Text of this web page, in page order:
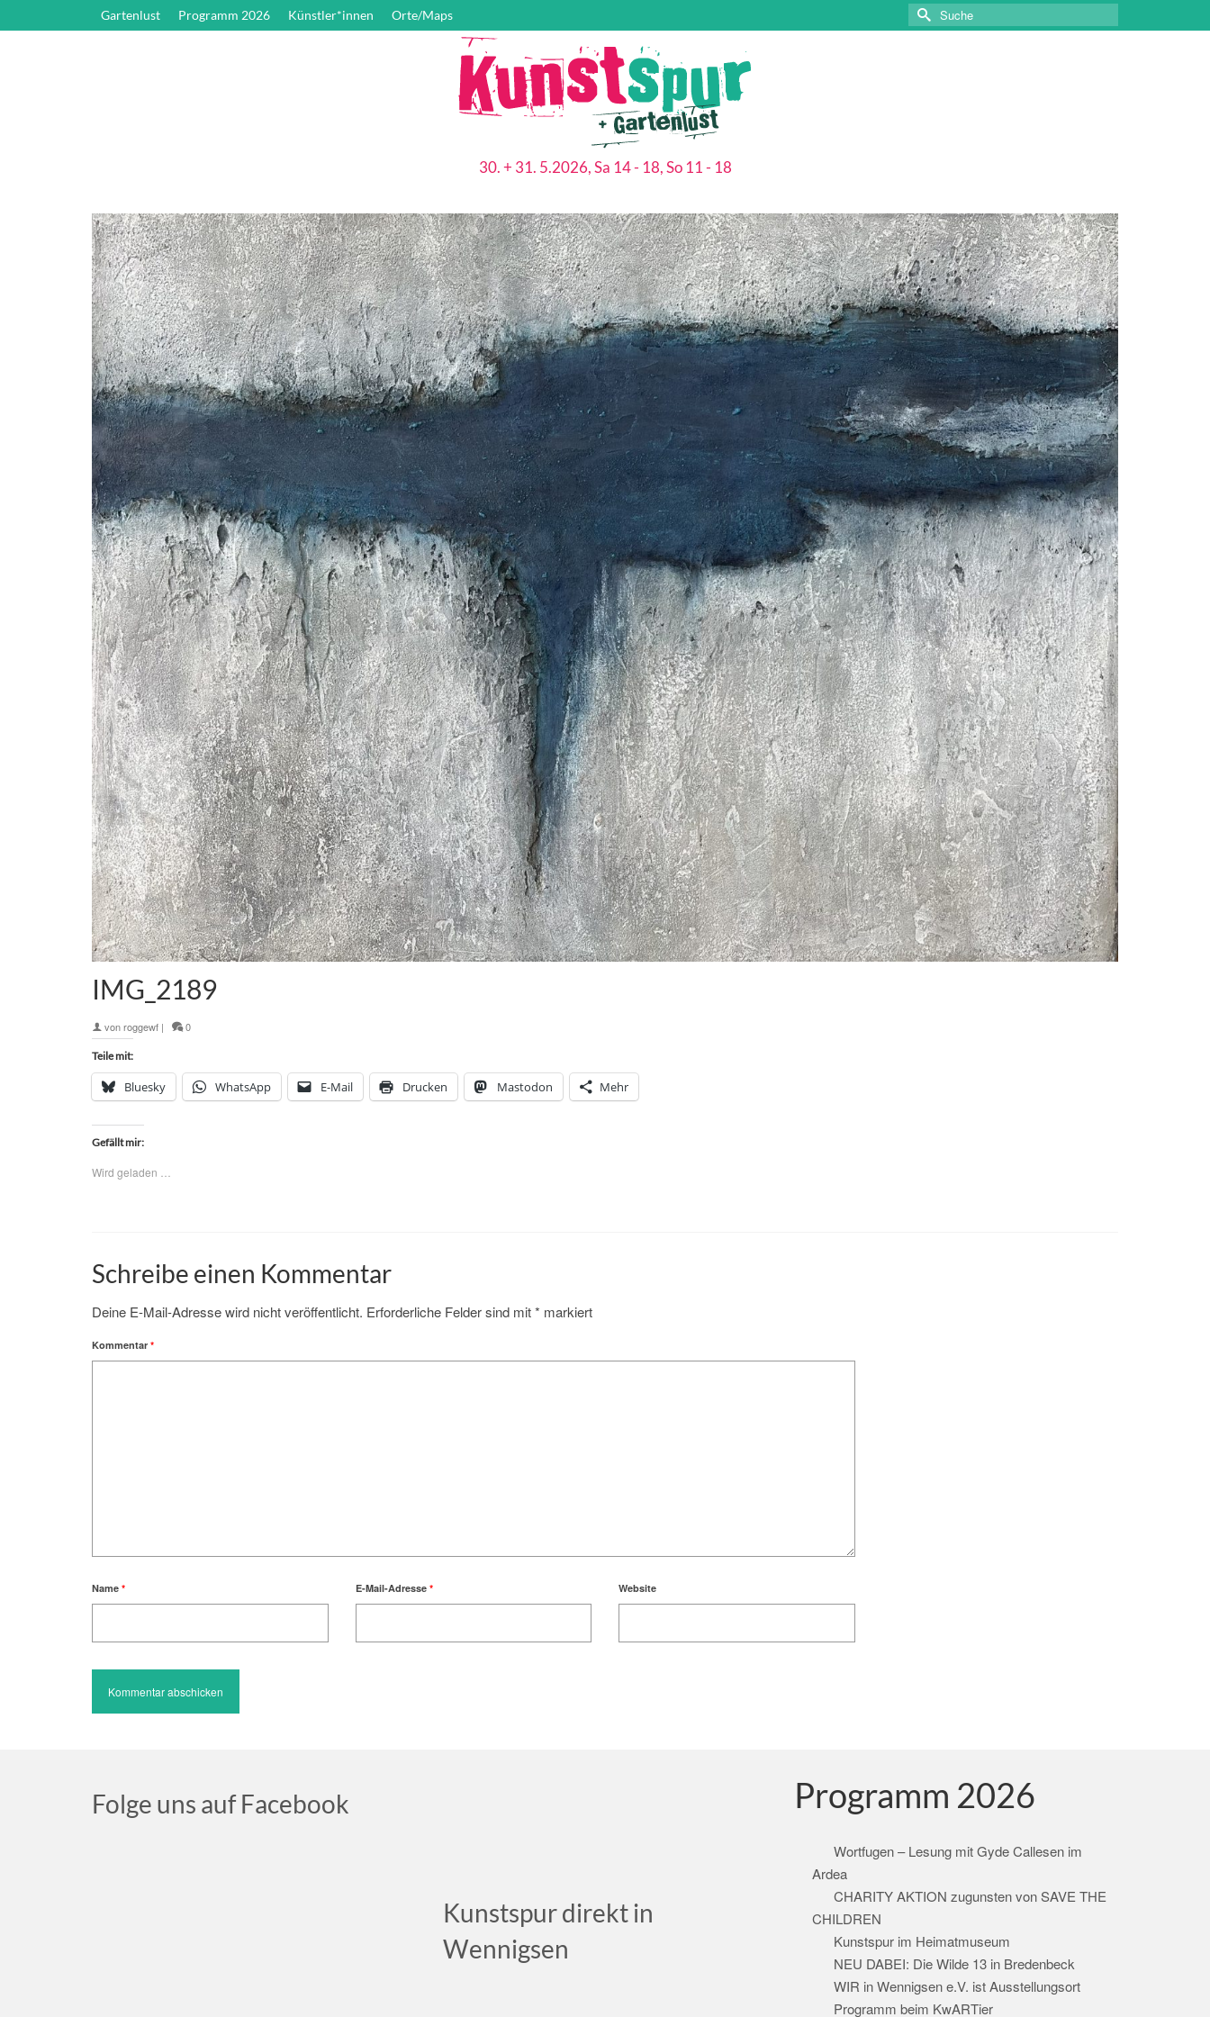
Gartenlust Programm 2026 Künstler*innen Orte/Maps
Suche
nach:
30. + 31. 5.2026, Sa 14 - 18, So 11 - 18
IMG_2189
vonroggewf | 0
Teile mit:
Bluesky WhatsApp E-Mail Drucken Mastodon Mehr
Gefällt mir:
Wird geladen …
Schreibe einen Kommentar
Deine E-Mail-Adresse wird nicht veröffentlicht. Erforderliche Felder sind mit* markiert
Kommentar *
Name * E-Mail-Adresse * Website
Folge uns auf Facebook
Kunstspur direkt in
Wennigsen
Programm 2026
Wortfugen – Lesung mit Gyde Callesen im
Ardea
CHARITY AKTION zugunsten von SAVE THE
CHILDREN
Kunstspur im Heimatmuseum
NEU DABEI: Die Wilde 13 in Bredenbeck
WIR in Wennigsen e.V. ist Ausstellungsort
Programm beim KwARTier